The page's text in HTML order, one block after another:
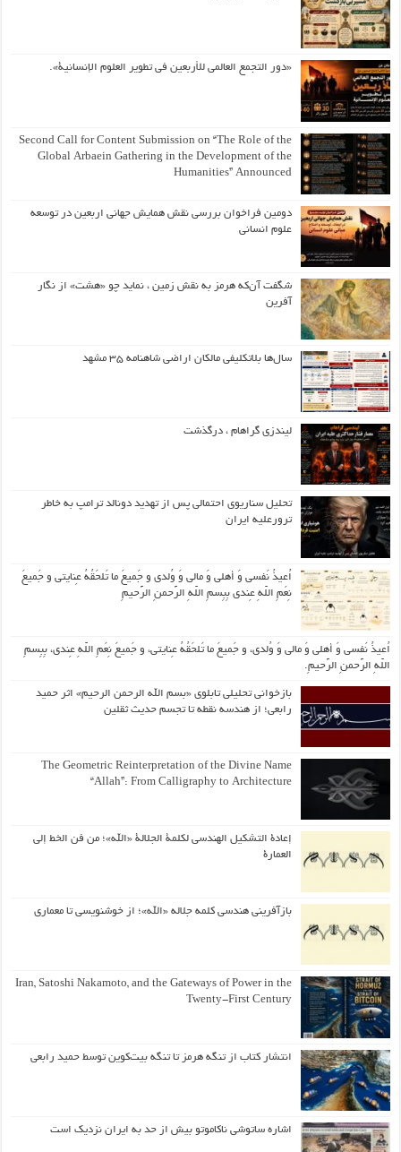
«دور التجمع العالمي للأربعين في تطوير العلوم الإنسانية».
Second Call for Content Submission on “The Role of the
Global Arbaein Gathering in the Development of the
Humanities” Announced
دومین فراخوان بررسی نقش همایش جهانی اربعین در توسعه
علوم انسانی
شگفت آن‌که هرمز به نقش زمین ، نماید چو «هشت» از نگار
آفرین
سال‌ها بلاتکلیفی مالکان اراضی شاهنامه ۳۵ مشهد
لیندزی گراهام ، درگذشت
تحلیل سناریوی احتمالی پس از تهدید دونالد ترامپ به خاطر
ترورعلیه ایران
اُعیذُ نَفسی وَ أهلی وَ مالی وَ وُلدی و جَمیعَ ما تَلحَقُهُ عِنایتی و جَمیعَ
نِعَمِ اللّهِ عِندی بِبِسمِ اللّهِ الرَّحمنِ الرَّحیمِ
اُعیذُ نَفسی وَ أهلی وَ مالی وَ وُلدی، و جَمیعَ ما تَلحَقُهُ عِنایتی، و جَمیعَ نِعَمِ اللّهِ عِندی، بِبِسمِ
اللّهِ الرَّحمنِ الرَّحیمِ.
بازخوانی تحلیلی تابلوی «بسم الله الرحمن الرحیم» اثر حمید
رابعی؛ از هندسه نقطه تا تجسم حدیث ثقلین
The Geometric Reinterpretation of the Divine Name
“Allah”: From Calligraphy to Architecture
إعادة التشكيل الهندسي لكلمة الجلالة «الله»؛ من فن الخط إلى
العمارة
بازآفرینی هندسی کلمه جلاله «الله»؛ از خوشنویسی تا معماری
Iran, Satoshi Nakamoto, and the Gateways of Power in the
Twenty-First Century
انتشار کتاب از تنگه هرمز تا تنگه بیت‌کوین توسط حمید رابعی
اشاره ساتوشی ناکاموتو بیش از حد به ایران نزدیک است